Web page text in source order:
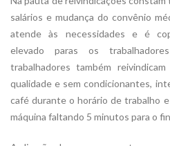
salários e mudança do convênio
atende às necessidades e é
elevado paras os
trabalhadores também
qualidade e sem condicionantes,
café durante o horário de trabalho
máquina faltando 5 minutos para o